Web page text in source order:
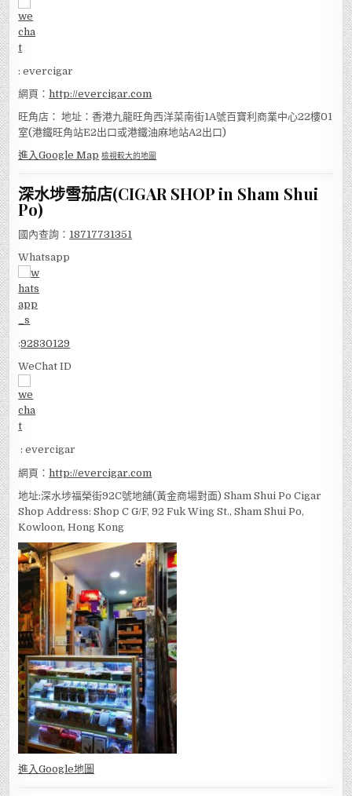
: evercigar
網頁：http://evercigar.com
旺角店： 地址：香港九龍旺角西洋菜南街1A號百寶利商業中心22樓01
室(港鐵旺角站E2出口或港鐵油麻地站A2出口)
進入Google Map 檢視較大的地圖
深水埗雪茄店(CIGAR SHOP in Sham Shui
Po)
國內查詢： 18717731351
Whatsapp
:92830129
WeChat ID
: evercigar
網頁：http://evercigar.com
地址:深水埗福榮街92C號地舖(黃金商場對面) Sham Shui Po Cigar
Shop Address: Shop C G/F, 92 Fuk Wing St., Sham Shui Po,
Kowloon, Hong Kong
進入Google地圖